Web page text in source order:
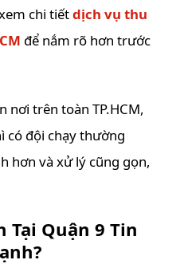
chi tiếtdịch vụ thu
để nắm rõ hơn trước
nơi trên toàn TP.HCM,
có đội chạy thường
hơn và xử lý cũng gọn,
Tại Quận 9 Tin